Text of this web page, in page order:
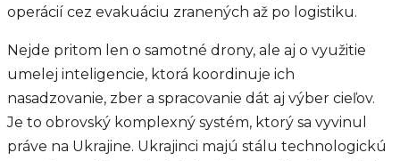
operácií cez evakuáciu zranených až po logistiku.
Nejde pritom len o samotné drony, ale aj o využitie
umelej inteligencie, ktorá koordinuje ich
nasadzovanie, zber a spracovanie dát aj výber cieľov.
Je to obrovský komplexný systém, ktorý sa vyvinul
práve na Ukrajine. Ukrajinci majú stálu technologickú